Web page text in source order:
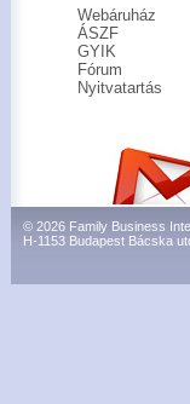
Webáruház
ÁSZF
GYIK
Fórum
Nyitvatartás
© 2026 Family Business
H-1153 Budapest Bácska